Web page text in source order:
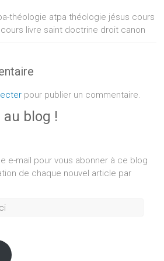
théologie atpa théologie jésus cours
livre saint doctrine droit canon
pour publier un commentaire.
blog !
e-mail pour vous abonner à ce blog
de chaque nouvel article par